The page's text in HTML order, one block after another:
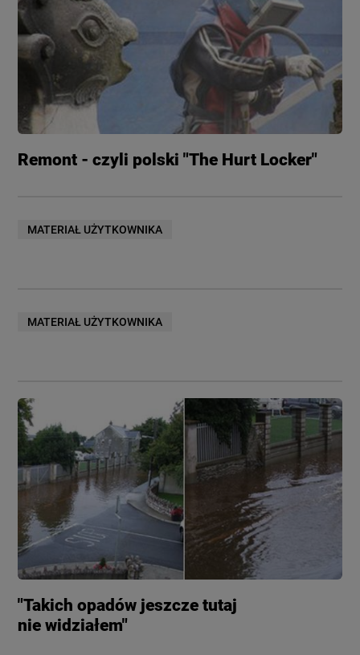
Remont - czyli polski "The Hurt Locker"
MATERIAŁ UŻYTKOWNIKA
MATERIAŁ UŻYTKOWNIKA
"Takich opadów jeszcze tutaj
nie widziałem"